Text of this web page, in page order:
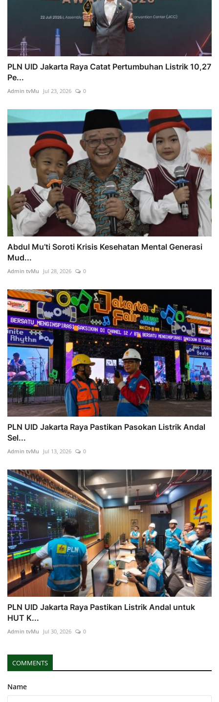
PLN UID Jakarta Raya Catat Pertumbuhan Listrik 10,27
Pe...
Admin tvMu Jul 23, 2026 0
Abdul Mu’ti Soroti Krisis Kesehatan Mental Generasi
Mud...
Admin tvMu Jul 28, 2026 0
PLN UID Jakarta Raya Pastikan Pasokan Listrik Andal
Sel...
Admin tvMu Jul 13, 2026 0
PLN UID Jakarta Raya Pastikan Listrik Andal untuk
HUT K...
Admin tvMu Jul 30, 2026 0
COMMENTS
Name